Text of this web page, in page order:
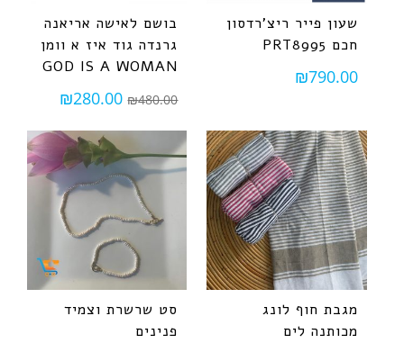
שעון פייר ריצ'רדסון
חכם PRT8995
₪790.00
בושם לאישה אריאנה
גרנדה גוד איז א וומן
GOD IS A WOMAN
₪480.00
₪280.00
מגבת חוף לונג
מכותנה לים
סט שרשרת וצמיד
פנינים